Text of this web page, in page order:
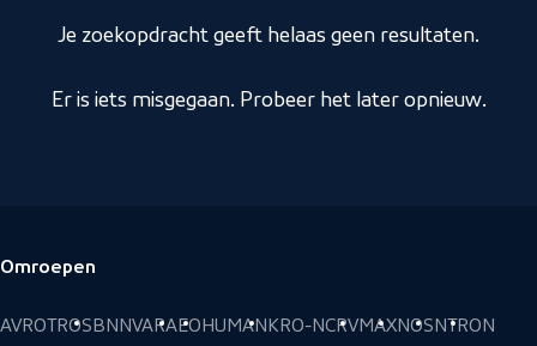
Je zoekopdracht geeft helaas geen resultaten.
Er is iets misgegaan. Probeer het later opnieuw.
Voettekst
Omroepen
AVROTROS BNNVARAEO HUMAN KRO-NCRVMAXNOS NTRON